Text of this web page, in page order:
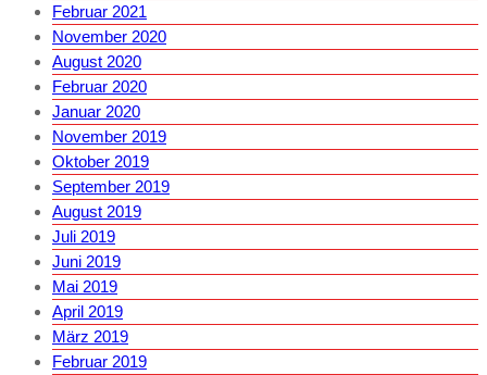
Februar 2021
November 2020
August 2020
Februar 2020
Januar 2020
November 2019
Oktober 2019
September 2019
August 2019
Juli 2019
Juni 2019
Mai 2019
April 2019
März 2019
Februar 2019